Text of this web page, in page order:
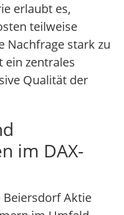
erlaubt es,
teilweise
Nachfrage stark zu
ein zentrales
Qualität der
im DAX-
Aktie